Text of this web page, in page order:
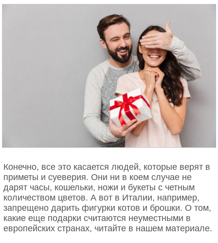
каждый дом на время превращался во что-то
вроде микрогосударства, в котором все высшие
государственные посты занимали рабы — они
отдавали приказания, устанавливали законы, как
если бы были консулами, преторами или судьями.
Бледным отражением власти, которой на время
Сатурналий наделялись рабы, было избрание при
помощи жребия лжецаря, в котором принимали
участие свободные граждане. Лицо, на которое
падал жребий, получало царский титул и отдавало
своим подданным приказания шутливого и
нелепого свойства».
Традиция дарить подарки
На время Сатурналий Рим, где было весело
всегда, превращался в сплошной карнавал. Люди
выходили праздновать на улицы и непрерывно
курсировали из дома в дом с визитами. Приходить
в гости с пустыми руками было нельзя. Поэтому с
собой приносили подарки, обычно скромные.
Конечно, все это касается людей, которые верят в
приметы и суеверия. Они ни в коем случае не
дарят часы, кошельки, ножи и букеты с четным
количеством цветов. А вот в Италии, например,
запрещено дарить фигурки котов и брошки. О том,
какие еще подарки считаются неуместными в
европейских странах, читайте в нашем материале.